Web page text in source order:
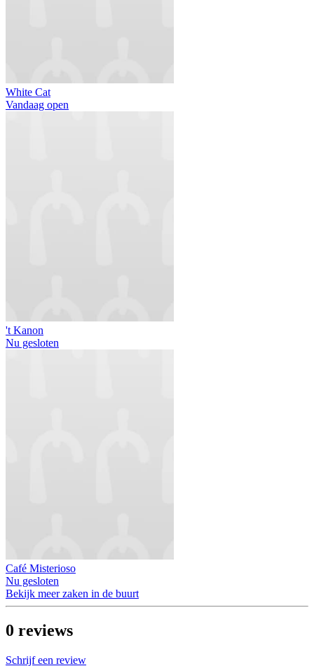
White Cat
Vandaag open
't Kanon
Nu gesloten
Café Misterioso
Nu gesloten
Bekijk meer zaken in de buurt
0 reviews
Schrijf een review